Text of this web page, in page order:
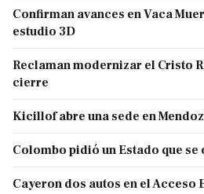
Confirman avances en Vaca
estudio 3D
Reclaman modernizar el Cristo
cierre
Kicillof abre una sede en
Colombo pidió un Estado que se
Cayeron dos autos en el Acceso